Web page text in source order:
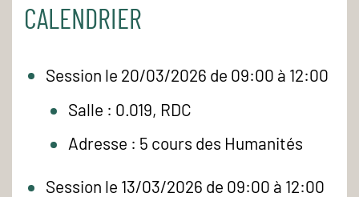
CALENDRIER
Session le 20/03/2026 de 09:00 à 12:00
Salle : 0.019, RDC
Adresse : 5 cours des Humanités
Session le 13/03/2026 de 09:00 à 12:00